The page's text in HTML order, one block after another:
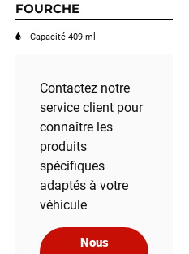
FOURCHE
Capacité 409 ml
Contactez notre
service client pour
connaître les
produits
spécifiques
adaptés à votre
véhicule
Nous